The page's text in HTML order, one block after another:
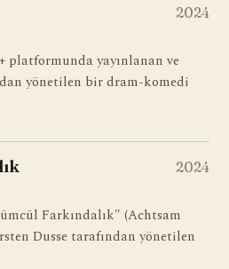
2024
platformunda yayınlanan ve
yönetilen bir dram-komedi
2024
Farkındalık" (Achtsam
Dusse tarafından yönetilen